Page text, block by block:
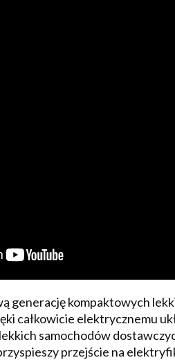
generację kompaktowych
całkowicie elektrycznemu
samochodów
przejście na